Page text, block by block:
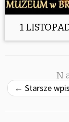
1
← Starsze